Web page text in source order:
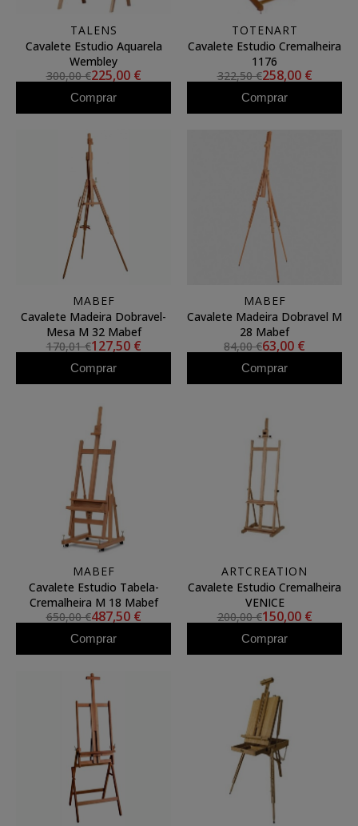
TALENS
Cavalete Estudio Aquarela
Wembley
300,00 €225,00 €
Comprar
TOTENART
Cavalete Estudio Cremalheira
1176
322,50 €258,00 €
Comprar
MABEF
Cavalete Madeira Dobravel-
Mesa M 32 Mabef
170,01 €127,50 €
Comprar
MABEF
Cavalete Madeira Dobravel M
28 Mabef
84,00 €63,00 €
Comprar
MABEF
Cavalete Estudio Tabela-
Cremalheira M 18 Mabef
650,00 €487,50 €
Comprar
ARTCREATION
Cavalete Estudio Cremalheira
VENICE
200,00 €150,00 €
Comprar